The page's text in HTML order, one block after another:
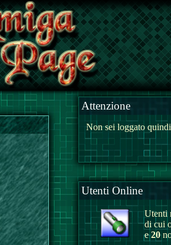
Attenzione
Non sei loggato
Utenti Online
Utenti
di cui
e20